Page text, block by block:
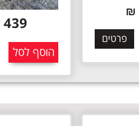
₪
פרטים
439
הוסף לסל